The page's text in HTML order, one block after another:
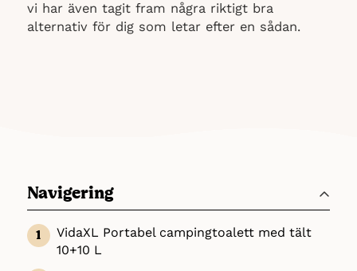
vi har även tagit fram några riktigt bra
alternativ för dig som letar efter en sådan.
Navigering
VidaXL Portabel campingtoalett med tält
10+10 L